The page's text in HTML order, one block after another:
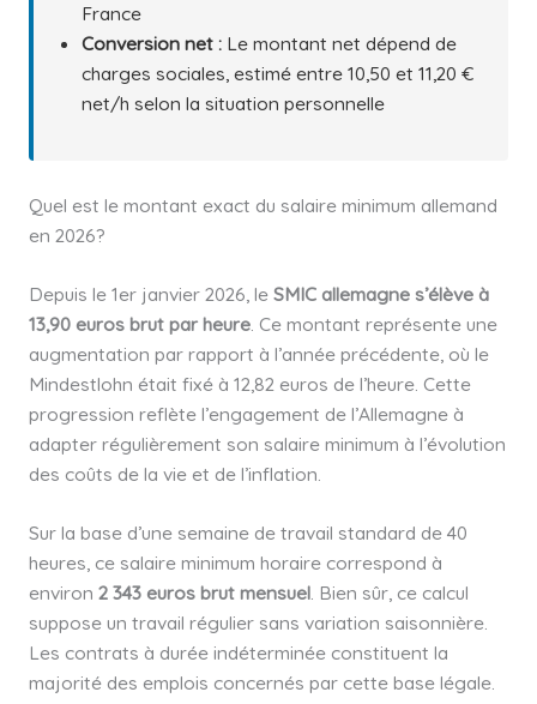
France
Conversion net :Le montant net dépend de
charges sociales, estimé entre 10,50 et 11,20 €
net/h selon la situation personnelle
Quel est le montant exact du salaire minimum allemand
en 2026?
Depuis le 1er janvier 2026, le SMIC allemagne s’élève à
13,90 euros brut par heure. Ce montant représente une
augmentation par rapport à l’année précédente, où le
Mindestlohn était fixé à 12,82 euros de l’heure. Cette
progression reflète l’engagement de l’Allemagne à
adapter régulièrement son salaire minimum à l’évolution
des coûts de la vie et de l’inflation.
Sur la base d’une semaine de travail standard de 40
heures, ce salaire minimum horaire correspond à
environ 2 343 euros brut mensuel. Bien sûr, ce calcul
suppose un travail régulier sans variation saisonnière.
Les contrats à durée indéterminée constituent la
majorité des emplois concernés par cette base légale.